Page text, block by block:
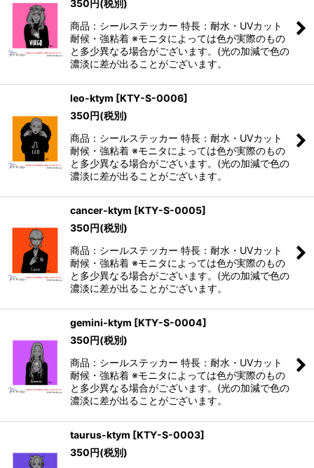
350円(税別)
商品：シールステッカー 特長：耐水・UVカット
耐候・強粘着 ※モニタによっては色が実際のもの
と多少異なる場合がございます。(光の加減で色の
濃淡に差が出ることがございます。
leo-ktym [KTY-S-0006]
350円(税別)
商品：シールステッカー 特長：耐水・UVカット
耐候・強粘着 ※モニタによっては色が実際のもの
と多少異なる場合がございます。(光の加減で色の
濃淡に差が出ることがございます。
cancer-ktym [KTY-S-0005]
350円(税別)
商品：シールステッカー 特長：耐水・UVカット
耐候・強粘着 ※モニタによっては色が実際のもの
と多少異なる場合がございます。(光の加減で色の
濃淡に差が出ることがございます。
gemini-ktym [KTY-S-0004]
350円(税別)
商品：シールステッカー 特長：耐水・UVカット
耐候・強粘着 ※モニタによっては色が実際のもの
と多少異なる場合がございます。(光の加減で色の
濃淡に差が出ることがございます。
taurus-ktym [KTY-S-0003]
350円(税別)